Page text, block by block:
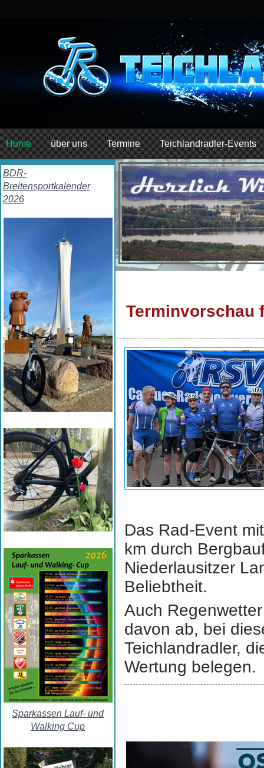
Home über uns Termine Teichlandradler-Events
BDR-
Breitensportkalender
2026
Sparkassen Lauf- und
Walking Cup
Terminvorschau
Das Rad-Event
km durch
Niederlausitzer
Beliebtheit.
Auch
davon ab, bei
Teichlandradler,
Wertung belegen.